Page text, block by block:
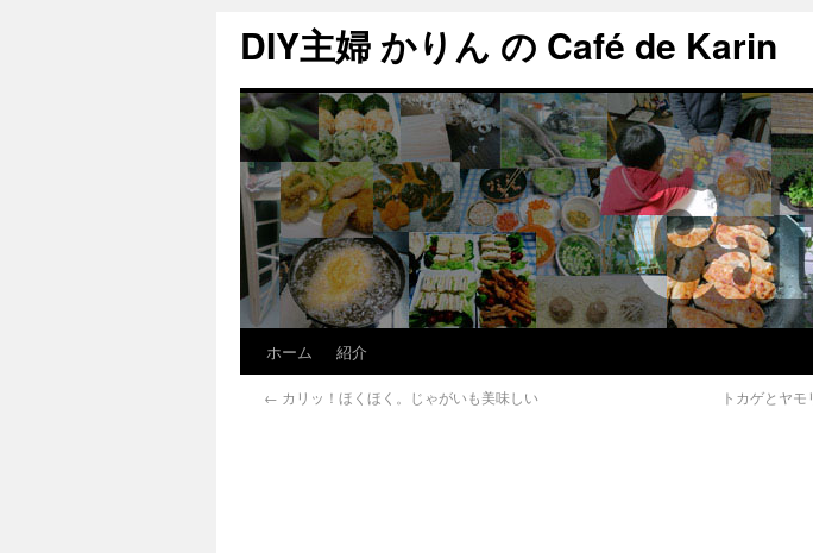
DIY主婦 かりん の Café de Karin
ホーム 紹介
← カリッ！ほくほく。じゃがいも美味しい トカゲとヤ